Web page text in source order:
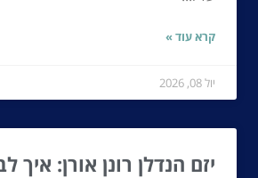
קרא עוד »
יול 08, 2026
יזם הנדלן רונן אורן: איך